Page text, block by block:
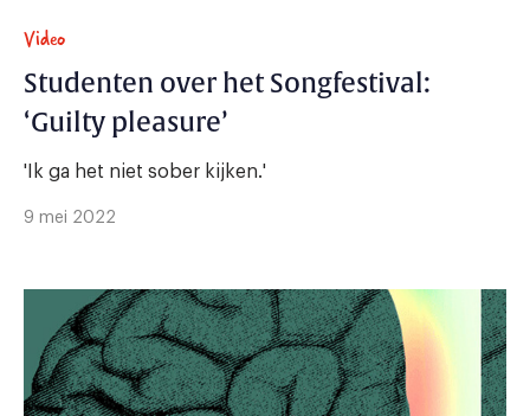
Video
Studenten over het Songfestival:
‘Guilty pleasure’
'Ik ga het niet sober kijken.'
9 mei 2022